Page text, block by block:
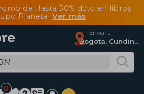
de Hasta 30% dcto en libros
Planeta Ver más
Enviar a
Bogota, Cundinamarca
0